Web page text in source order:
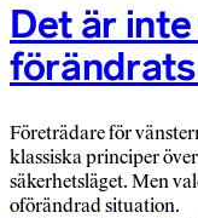
Det är
Företrädare för
klassiska principer
säker­hets­läget. Men
oförändrad situation.